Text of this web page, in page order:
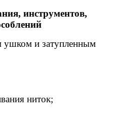
инструментов,
ушком и затупленным
ниток;